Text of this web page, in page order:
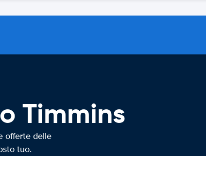
Timmins
offerte delle
tuo.